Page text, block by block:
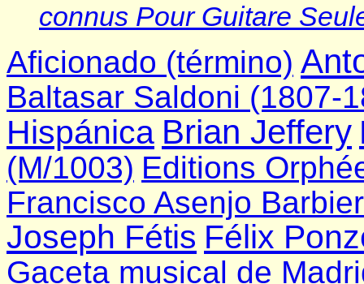
connus Pour Guitare
Aficionado (término)
Baltasar Saldoni (1807-
Hispánica Brian Jeffery
(M/1003) Editions
Francisco Asenjo
Joseph Fétis Félix
Gaceta musical de